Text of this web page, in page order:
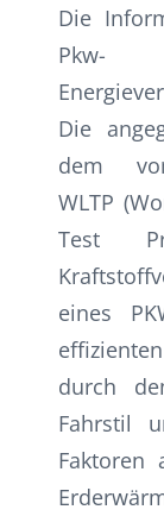
Die
Pkw-
Die
dem
WLTP
Test
eines
durch
Fahrstil